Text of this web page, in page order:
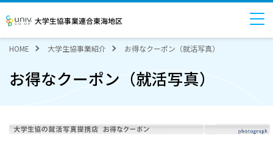
HOME 大学生協事業紹介 お得なクーポン（就活写真）
お得なクーポン（就活写真）